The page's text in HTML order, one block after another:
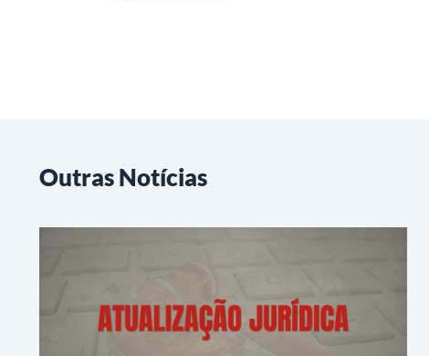
Outras Notícias